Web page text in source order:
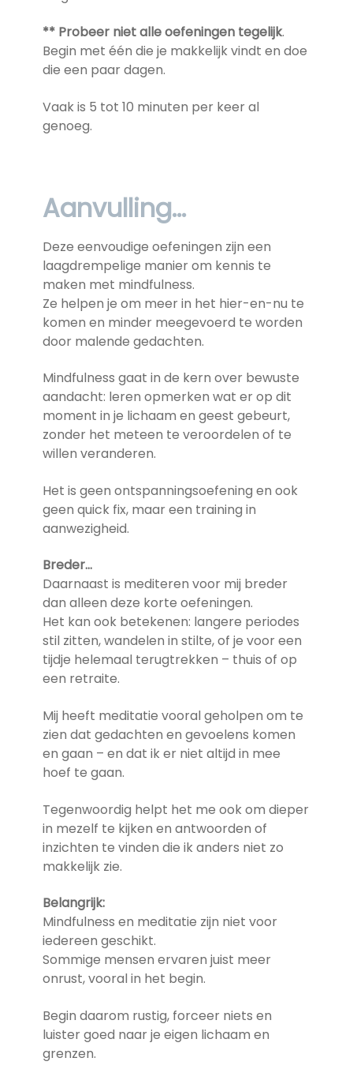
** Probeer niet alle oefeningen tegelijk.
Begin met één die je makkelijk vindt en doe
die een paar dagen.
Vaak is 5 tot 10 minuten per keer al
genoeg.
Aanvulling…
Deze eenvoudige oefeningen zijn een
laagdrempelige manier om kennis te
maken met mindfulness.
Ze helpen je om meer in het hier-en-nu te
komen en minder meegevoerd te worden
door malende gedachten.
Mindfulness gaat in de kern over bewuste
aandacht: leren opmerken wat er op dit
moment in je lichaam en geest gebeurt,
zonder het meteen te veroordelen of te
willen veranderen.
Het is geen ontspanningsoefening en ook
geen quick fix, maar een training in
aanwezigheid.
Breder…
Daarnaast is mediteren voor mij breder
dan alleen deze korte oefeningen.
Het kan ook betekenen: langere periodes
stil zitten, wandelen in stilte, of je voor een
tijdje helemaal terugtrekken – thuis of op
een retraite.
Mij heeft meditatie vooral geholpen om te
zien dat gedachten en gevoelens komen
en gaan – en dat ik er niet altijd in mee
hoef te gaan.
Tegenwoordig helpt het me ook om dieper
in mezelf te kijken en antwoorden of
inzichten te vinden die ik anders niet zo
makkelijk zie.
Belangrijk:
Mindfulness en meditatie zijn niet voor
iedereen geschikt.
Sommige mensen ervaren juist meer
onrust, vooral in het begin.
Begin daarom rustig, forceer niets en
luister goed naar je eigen lichaam en
grenzen.